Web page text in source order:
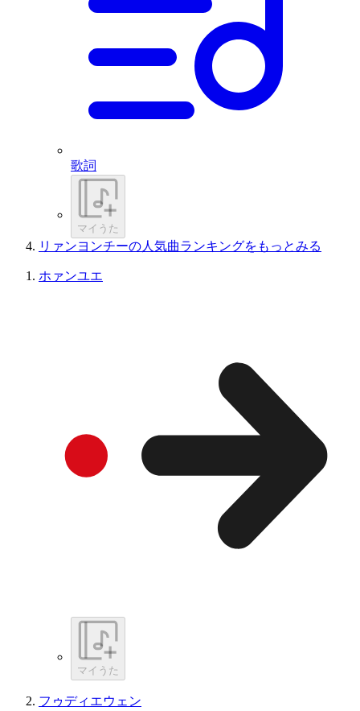
歌詞
マイうた
リァンヨンチーの人気曲ランキングをもっとみる
ホァンユエ
マイうた
フゥディエウェン